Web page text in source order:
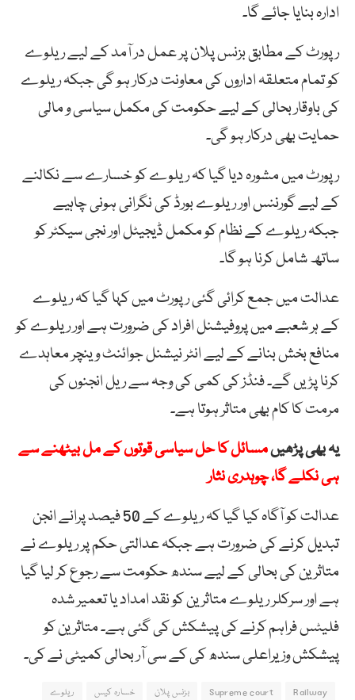
ادارہ بنایا جائے گا۔
رپورٹ کے مطابق بزنس پلان پر عمل در آمد کے لیے ریلوے
کو تمام متعلقہ اداروں کی معاونت درکار ہو گی جبکہ ریلوے
کی باوقار بحالی کے لیے حکومت کی مکمل سیاسی و مالی
حمایت بھی درکار ہو گی۔
رپورٹ میں مشورہ دیا گیا کہ ریلوے کو خسارے سے نکالنے
کے لیے گورننس اور ریلوے بورڈ کی نگرانی ہونی چاہیے
جبکہ ریلوے کے نظام کو مکمل ڈیجیٹل اور نجی سیکٹر کو
ساتھ شامل کرنا ہو گا۔
عدالت میں جمع کرائی گئی رپورٹ میں کہا گیا کہ ریلوے
کے ہر شعبے میں پروفیشنل افراد کی ضرورت ہے اور ریلوے کو
منافع بخش بنانے کے لیے انٹر نیشنل جوائنٹ وینچر معاہدے
کرنا پڑیں گے۔ فنڈز کی کمی کی وجہ سے ریل انجنوں کی
مرمت کا کام بھی متاثر ہوتا ہے۔
یہ بھی پڑھیںمسائل کا حل سیاسی قوتوں کے مل بیٹھنے سے
ہی نکلے گا، چوہدری نثار
عدالت کو آگاہ کیا گیا کہ ریلوے کے 50 فیصد پرانے انجن
تبدیل کرنے کی ضرورت ہے جبکہ عدالتی حکم پر ریلوے نے
متاثرین کی بحالی کے لیے سندھ حکومت سے رجوع کر لیا گیا
ہے اور سرکلر ریلوے متاثرین کو نقد امداد یا تعمیر شدہ
فلیٹس فراہم کرنے کی پیشکش کی گئی ہے۔ متاثرین کو
پیشکش وزیراعلی سندھ کی کے سی آر بحالی کمیٹی نے کی۔
Railway
Supreme court بزنس پلان خسارہ کیس ریلوے